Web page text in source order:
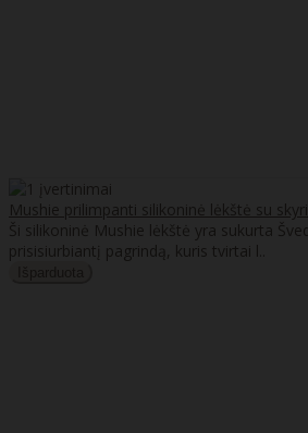
Mushie prilimpanti silikoninė lėkštė su
Ši silikoninė Mushie lėkštė yra sukurta
prisisiurbiantį pagrindą, kuris tvirtai l..